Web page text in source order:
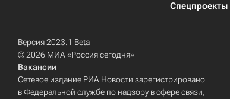
Спецпроекты
Версия 2023.1 Beta
© 2026 МИА «Россия сегодня»
Вакансии
Сетевое издание РИА Новости зарегистрировано
в Федеральной службе по надзору в сфере связи,